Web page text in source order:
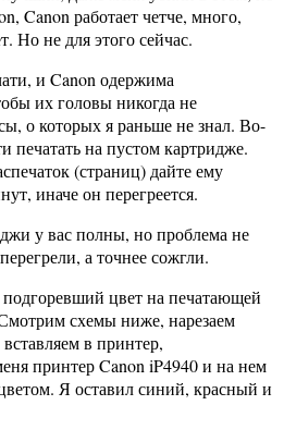
Canon работает четче, много,
Но не для этого сейчас.
и Canon одержима
их головы никогда не
о которых я раньше не знал. Во-
печатать на пустом картридже.
(страниц) дайте ему
иначе он перегреется.
у вас полны, но проблема не
а точнее сожгли.
цвет на печатающей
схемы ниже, нарезаем
в принтер,
принтер Canon iP4940 и на нем
Я оставил синий, красный и